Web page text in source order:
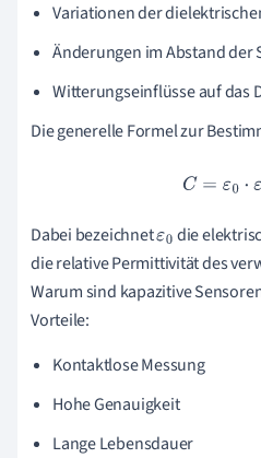
Variationen der
Änderungen im Abstand der
Witterungseinflüsse auf das
Die generelle Formel zur
C=ε0 ε r⋅
Dabei bezeichnetε0die
die relative Permittivität des
Warum sind kapazitive
Vorteile:
Kontaktlose Messung
Hohe Genauigkeit
Lange Lebensdauer